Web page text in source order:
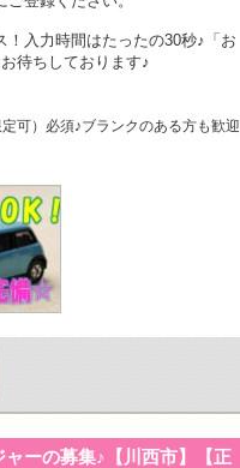
！入力時間はたったの30秒♪「お
待ちしております♪
可）必須♪ブランクのある方も歓迎
ーの募集♪【川西市】【正